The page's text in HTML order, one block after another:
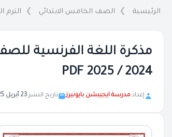
الرئيسية الصف الخامس الابتدائي الترم
مذكرة اللغة الفرنسية
2024 / 2025 PDF
إعداد:مدرسة ايجيبشن بايونيرز تاريخ النشر:23 أبريل 2025